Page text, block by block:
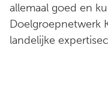
allemaal goed en
Doelgroepnetwerk
landelijke